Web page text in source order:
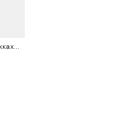
Рюкзак-мешок на затяжках серо-лиловый